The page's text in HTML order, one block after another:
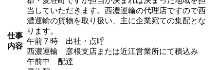
仕事
内容
当していただきます。西濃運輸の代理店ですので西
濃運輸の貨物を取り扱い、主に企業宛ての集配とな
ります。
午前７時 出社・点呼
西濃運輸 彦根支店または近江営業所にて積込み
午前中 配達